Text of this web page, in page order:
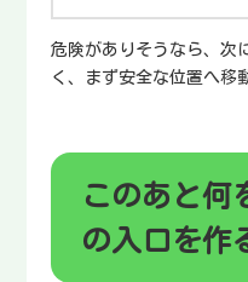
危険がありそうなら、次
く、まず安全な位置へ移
このあと何
の入口を作